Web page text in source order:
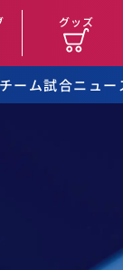
グッズ
ーム試合ニュー